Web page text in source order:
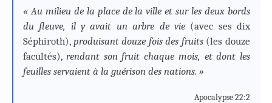
« Au milieu de la place de la ville et sur les deux bords
du fleuve, il y avait un arbre de vie(avec ses dix
Séphiroth), produisant douze fois des fruits(les douze
facultés), rendant son fruit chaque mois, et dont les
feuilles servaient à la guérison des nations. »
Apocalypse 22:2